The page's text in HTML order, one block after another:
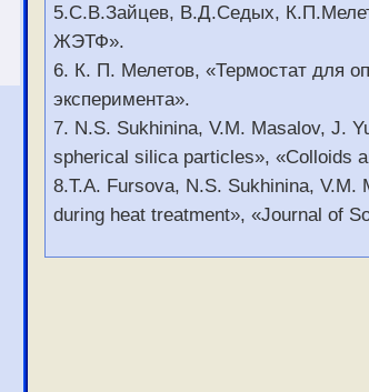
5.С.В.Зайцев, В.Д.Седых,
ЖЭТФ».
6. К. П. Мелетов, «Термостат для
эксперимента».
7. N.S. Sukhinina, V.M. Masalov, J.
spherical silica particles», «Colloids
8.T.A. Fursova, N.S. Sukhinina,
during heat treatment», «Journal of